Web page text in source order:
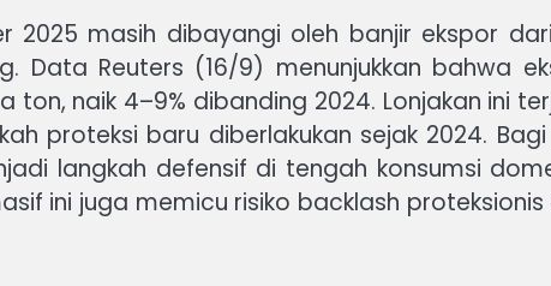
masih dibayangi oleh banjir ekspor
Reuters (16/9) menunjukkan bahwa
ton, naik 4–9% dibanding 2024. Lonjakan ini
proteksi baru diberlakukan sejak 2024.
langkah defensif di tengah konsumsi
ini juga memicu risiko backlash